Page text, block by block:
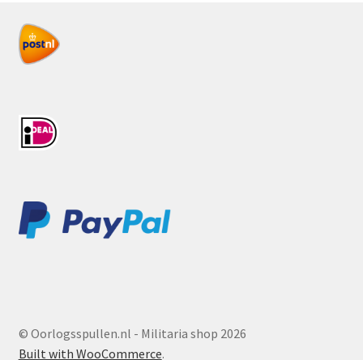
© Oorlogsspullen.nl - Militaria shop 2026
Built with WooCommerce.